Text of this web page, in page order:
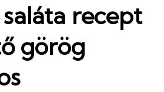
recept
görög